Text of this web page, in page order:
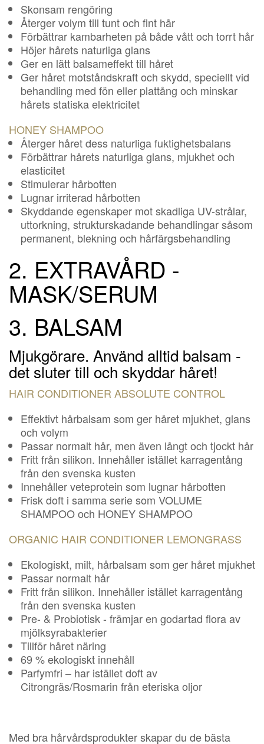
Skonsam rengöring
Återger volym till tunt och fint hår
Förbättrar kambarheten på både vått och torrt hår
Höjer hårets naturliga glans
Ger en lätt balsameffekt till håret
Ger håret motståndskraft och skydd, speciellt vid
behandling med fön eller plattång och minskar
hårets statiska elektricitet
HONEY SHAMPOO
Återger håret dess naturliga fuktighetsbalans
Förbättrar hårets naturliga glans, mjukhet och
elasticitet
Stimulerar hårbotten
Lugnar irriterad hårbotten
Skyddande egenskaper mot skadliga UV-strålar,
uttorkning, strukturskadande behandlingar såsom
permanent, blekning och hårfärgsbehandling
2. EXTRAVÅRD -
MASK/SERUM
3. BALSAM
Mjukgörare. Använd alltid balsam -
det sluter till och skyddar håret!
HAIR CONDITIONER ABSOLUTE CONTROL
Effektivt hårbalsam som ger håret mjukhet, glans
och volym
Passar normalt hår, men även långt och tjockt hår
Fritt från silikon. Innehåller istället karragentång
från den svenska kusten
Innehåller veteprotein som lugnar hårbotten
Frisk doft i samma serie som VOLUME
SHAMPOO och HONEY SHAMPOO
ORGANIC HAIR CONDITIONER LEMONGRASS
Ekologiskt, milt, hårbalsam som ger håret mjukhet
Passar normalt hår
Fritt från silikon. Innehåller istället karragentång
från den svenska kusten
Pre- & Probiotisk - främjar en godartad flora av
mjölksyrabakterier
Tillför håret näring
69 % ekologiskt innehåll
Parfymfri – har istället doft av
Citrongräs/Rosmarin från eteriska oljor
Med bra hårvårdsprodukter skapar du de bästa